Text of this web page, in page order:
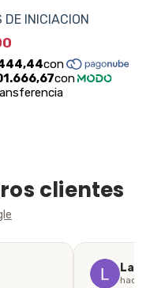
DE INICIACION
clientes
hace